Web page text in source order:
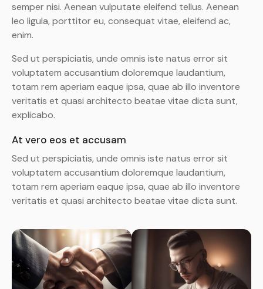
semper nisi. Aenean vulputate eleifend tellus. Aenean
leo ligula, porttitor eu, consequat vitae, eleifend ac,
enim.
Sed ut perspiciatis, unde omnis iste natus error sit
voluptatem accusantium doloremque laudantium,
totam rem aperiam eaque ipsa, quae ab illo inventore
veritatis et quasi architecto beatae vitae dicta sunt,
explicabo.
At vero eos et accusam
Sed ut perspiciatis, unde omnis iste natus error sit
voluptatem accusantium doloremque laudantium,
totam rem aperiam eaque ipsa, quae ab illo inventore
veritatis et quasi architecto beatae vitae dicta sunt.